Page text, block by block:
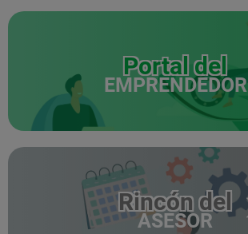
Portal del
EMPRENDEDOR
Rincón del
ASESOR